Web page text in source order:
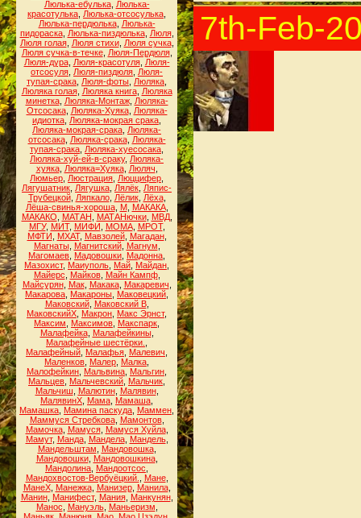
Люлька-ебулька, Люлька-
красотулька Люлька-отсосулька
Люлька-пердюлька, Люлька-
пидораска, Люлька-пиздюлька, Люля,
Люля голая, Люля стихи, Люля сучка,
Люля сучка-в-течке, Люля-Пердюля,
Люля-дура, Люля-красотуля, Люля-
отсосуля Люля-пиздюля Люля-
тупая-срака Люля-фоты Люляка
Люляка голая, Люляка книга, Люляка
минетка, Люляка-Монтаж, Люляка-
Отсосака, Люляка-Хуяка, Люляка-
идиотка Люляка-мокрая срака
Люляка-мокрая-срака Люляка-
отсосака, Люляка-срака, Люляка-
тупая-срака Люляка-хуесосака
Люляка-хуй-ей-в-сраку, Люляка-
хуяка, Люляка=Хуяка, Люляч
Люмьер Люстрация Люццифер
Лягушатник Лягушка Лялёк Ляпис-
Трубецкой, Ляпкало, Лёлик, Лёха,
Лёша-свинья-хороша, М, МАКАКА,
МАКАКО
МАТАН МАТАНючки, МВД,
МГУ, МИТ, МИФИ МОМА, МРОТ,
МФТИ
МХАТ, Мавзолей, Магадан,
Магнаты, Магнитский, Магнум
Магомаев Мадовошки Мадонна
Мазохист, Маиуполь Май Майдан
Майерс
Майков, Майн Кампф,
Майсурян, Мак, Макака, Макаревич
Макарова Макароны Маковецкий
Маковский, Маковский В,
МаковскийХ Макрон Макс Эрнст,
Максим
Максимов Макспарк
Малафейка, Малафейкины,
Малафейные шестёрки.
Малафейный Малафья Малевич
Маленков Малер Малка
Малофейкин Мальвина Мальгин
Мальцев Мальчевский Мальчик
Мальчиш
Малютин, Малявин,
МалявинХ Мама Мамаша
Мамашка Мамина паскуда Маммен
Маммуся Стребкова, Мамонтов,
Мамочка, Мамуся, Мамуся Хуйла,
Мамут, Манда, Мандела, Мандель,
Мандельштам
Мандовошка,
Мандовошки, Мандовошкина,
Мандолина Мандоотсос
Мандохвостов-Вербуёцкий.
Мане,
МанеХ, Манежка, Манизер, Манила,
Манин, Манифест, Мания, Манкунян,
Манос
Мануэль, Маньеризм
7th-Feb-